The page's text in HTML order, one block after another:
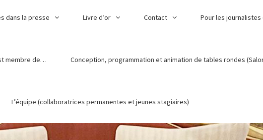
dans la presse Livre d’or Contact Pour les journalistes
membre de… Conception, programmation et animation de tables rondes
L’équipe (collaboratrices permanentes et jeunes stagiaires)